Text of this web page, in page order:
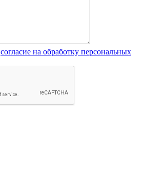
согласие на обработку персональных